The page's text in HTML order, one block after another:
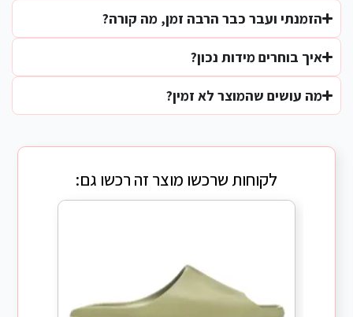
הזמנתי ועבר כבר הרבה זמן, מה קורה?
איך בוחרים מידות נכון?
מה עושים שהמוצר לא זמין?
לקוחות שרכשו מוצר זה רכשו גם: